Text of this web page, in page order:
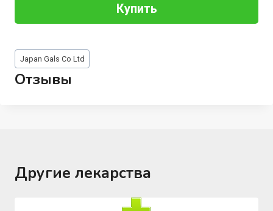
Купить
Метки
записи:
Japan Gals Co Ltd
Отзывы
Другие лекарства